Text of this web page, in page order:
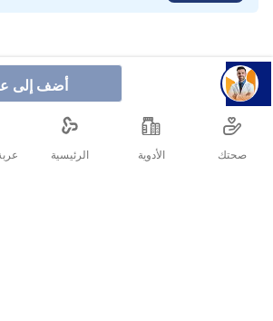
أضف إلى
صحتك الأدوية الرئيسية